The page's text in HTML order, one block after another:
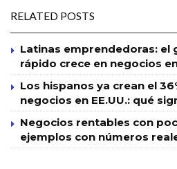
RELATED POSTS
Latinas emprendedoras: el
rápido crece en negocios
Los hispanos ya crean el
negocios en EE.UU.: qué
Negocios rentables con
ejemplos con números